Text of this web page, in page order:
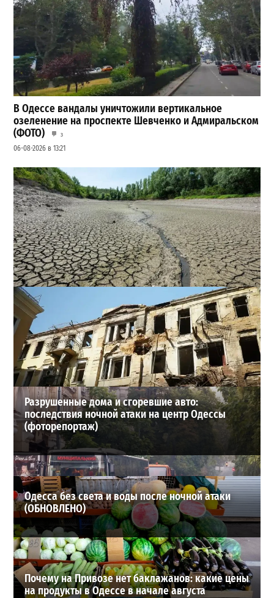
В Одессе вандалы уничтожили вертикальное
озеленение на проспекте Шевченко и Адмиральском
(ФОТО)
3
06-08-2026 в 13:21
Днестр рекордно обмелел: одесситов просят срочно
экономить воду
29-07-2026 в 19:28
ВИБОР РЕДАКЦИИ
Разрушенные дома и сгоревшие авто:
последствия ночной атаки на центр Одессы
(фоторепортаж)
Одесса без света и воды после ночной атаки
(ОБНОВЛЕНО)
Почему на Привозе нет баклажанов: какие цены
на продукты в Одессе в начале августа